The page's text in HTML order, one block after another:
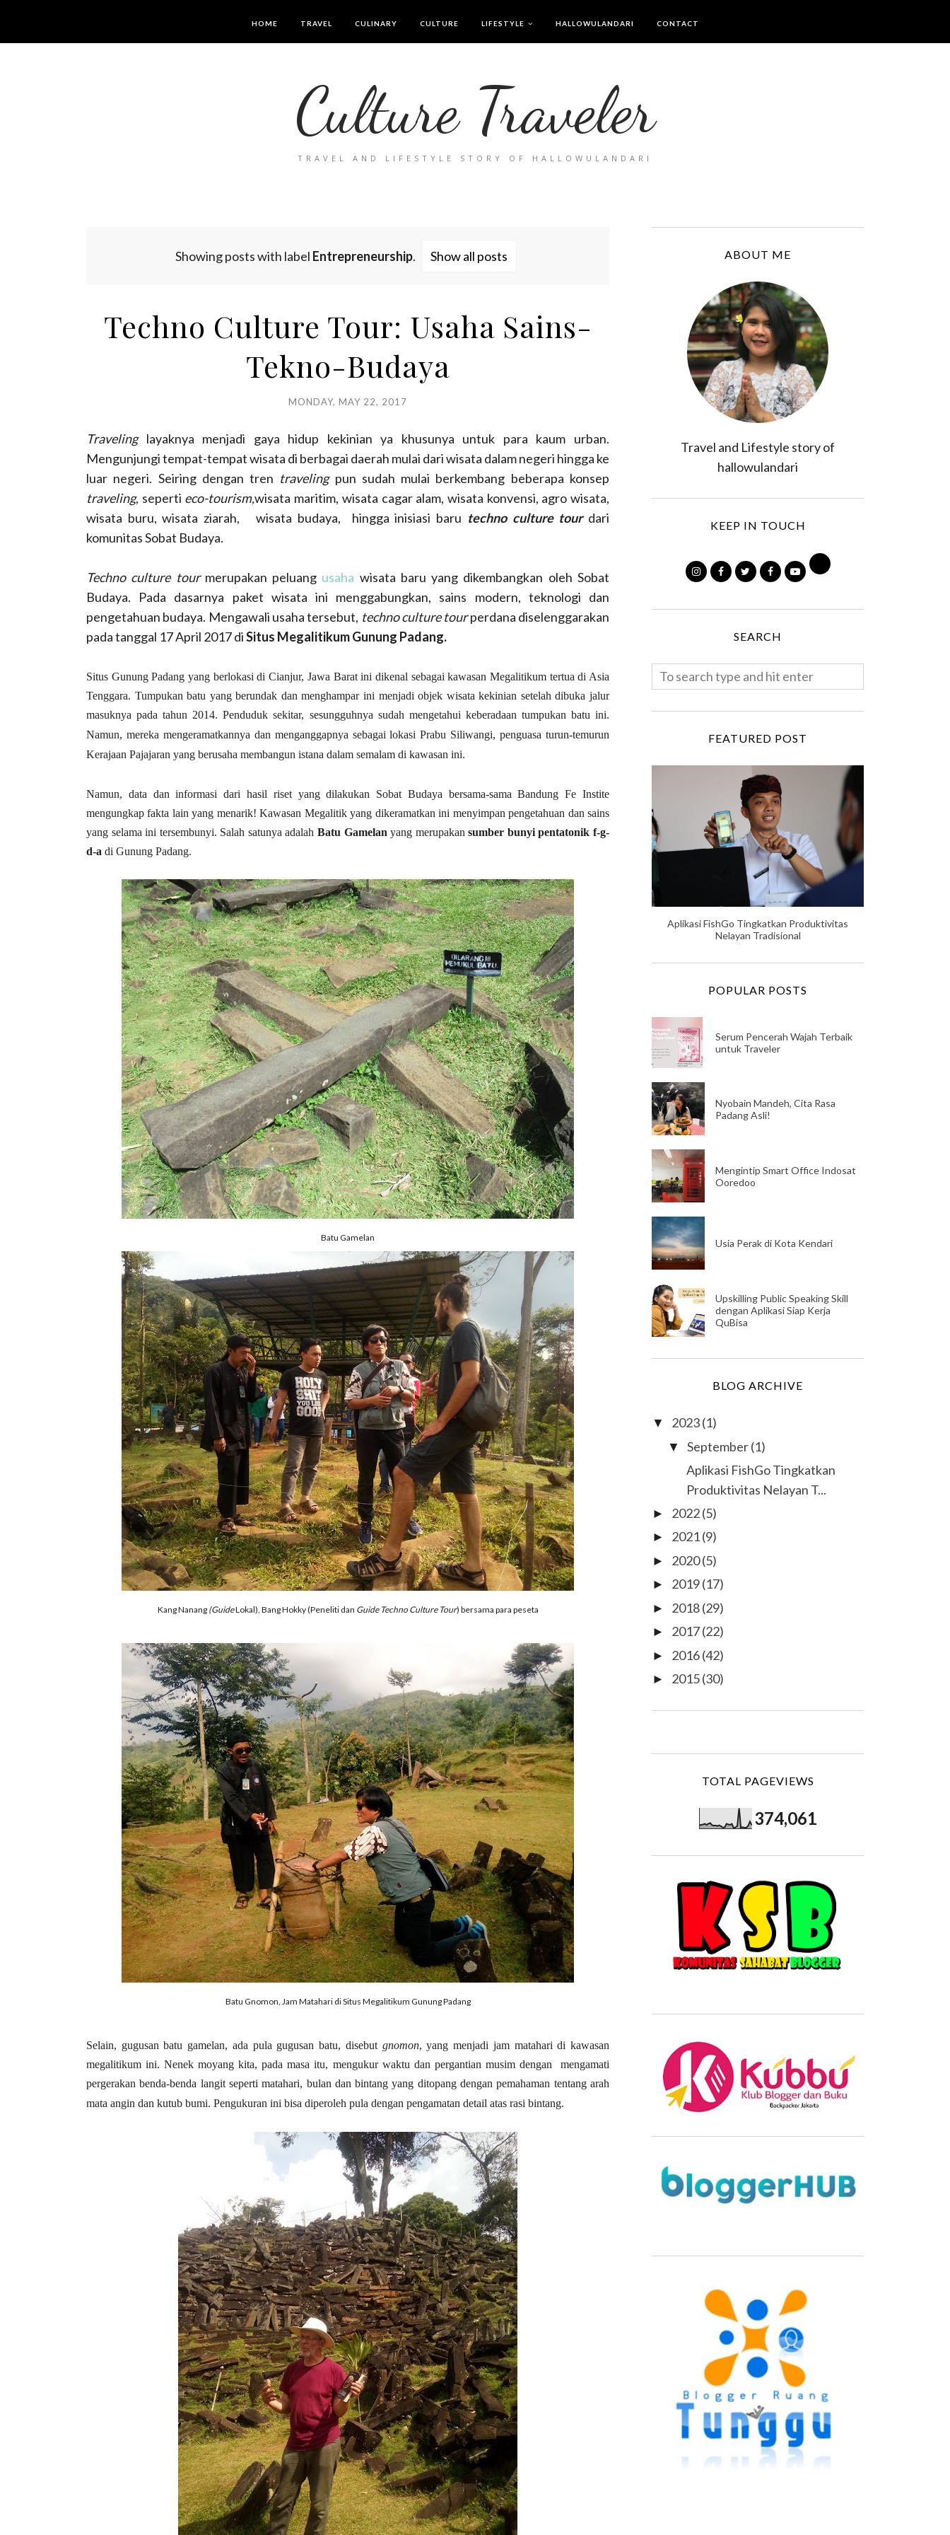
HOME TRAVEL CULINARY CULTURE LIFESTYLE HALLOWULANDARI CONTACT
Culture Traveler
TRAVEL AND LIFESTYLE STORY OF HALLOWULANDARI
Showing posts with label Entrepreneurship. Show all posts
Techno Culture Tour: Usaha Sains-
Tekno-Budaya
MONDAY, MAY 22, 2017
Travelinglayaknya menjadi gaya hidup kekinian ya khusunya untuk para kaum urban.
Mengunjungi tempat-tempat wisata di berbagai daerah mulai dari wisata dalam negeri hingga ke
luar negeri. Seiring dengan tren travelingpun sudah mulai berkembang beberapa konsep
traveling, seperti eco-tourism,wisata maritim, wisata cagar alam, wisata konvensi, agro wisata,
wisata buru, wisata ziarah, wisata budaya, hingga inisiasi baru techno culture tourdari
komunitas Sobat Budaya.
Techno culture tourmerupakan peluang usaha wisata baru yang dikembangkan oleh Sobat
Budaya. Pada dasarnya paket wisata ini menggabungkan, sains modern, teknologi dan
pengetahuan budaya. Mengawali usaha tersebut, techno culture tourperdana diselenggarakan
pada tanggal 17 April 2017 diSitus Megalitikum Gunung Padang.
Situs Gunung Padang yang berlokasi di Cianjur, Jawa Barat ini dikenal sebagai kawasan Megalitikum tertua di Asia
Tenggara. Tumpukan batu yang berundak dan menghampar ini menjadi objek wisata kekinian setelah dibuka jalur
masuknya pada tahun 2014.Penduduk sekitar, sesungguhnya sudah mengetahui keberadaan tumpukan batu ini.
Namun, mereka mengeramatkannya dan menganggapnya sebagai lokasi Prabu Siliwangi, penguasa turun-temurun
Kerajaan Pajajaran yang berusaha membangun istana dalam semalam di kawasan ini.
Namun, data dan informasi dari hasil riset yang dilakukan Sobat Budaya bersama-sama Bandung Fe Instite
mengungkap fakta lain yang menarik! Kawasan Megalitik yang dikeramatkan ini menyimpan pengetahuan dan sains
yang selama ini tersembunyi. Salah satunya adalah Batu Gamelan yang merupakan sumber bunyi pentatonik f-g-
d-a di Gunung Padang.
Batu Gamelan
Kang Nanang (GuideLokal), Bang Hokky (Peneliti dan Guide Techno Culture Tour) bersama para peseta
Batu Gnomon, Jam Matahari di Situs Megalitikum Gunung Padang
Selain, gugusan batu gamelan, ada pula gugusan batu, disebut gnomon, yang menjadi jam matahari di kawasan
megalitikum ini. Nenek moyang kita, pada masa itu, mengukur waktu dan pergantian musim dengan mengamati
pergerakan benda-benda langit seperti matahari, bulan dan bintang yang ditopang dengan pemahaman tentang arah
mata angin dan kutub bumi. Pengukuran ini bisa diperoleh pula dengan pengamatan detail atas rasi bintang.
ABOUT ME
Travel and Lifestyle story of
hallowulandari
KEEP IN TOUCH
SEARCH
FEATURED POST
Aplikasi FishGo Tingkatkan Produktivitas
Nelayan Tradisional
POPULAR POSTS
Serum Pencerah Wajah Terbaik
untuk Traveler
Nyobain Mandeh, Cita Rasa
Padang Asli!
Mengintip Smart Office Indosat
Ooredoo
Usia Perak di Kota Kendari
Upskilling Public Speaking Skill
dengan Aplikasi Siap Kerja
QuBisa
BLOG ARCHIVE
▼ 2023(1)
▼ September (1)
Aplikasi FishGo Tingkatkan
Produktivitas Nelayan T...
► 2022(5)
► 2021(9)
► 2020(5)
► 2019(17)
► 2018(29)
► 2017(22)
► 2016(42)
► 2015(30)
TOTAL PAGEVIEWS
374,061